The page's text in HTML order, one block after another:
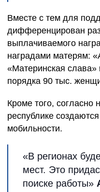
Вместе с тем для
дифференцирован
выплачиваемого
наградами матерям:
«Материнская
порядка 90 тыс.
Кроме того, согласно
республике
мобильности.
«В регионах
мест. Это
поиске работы»